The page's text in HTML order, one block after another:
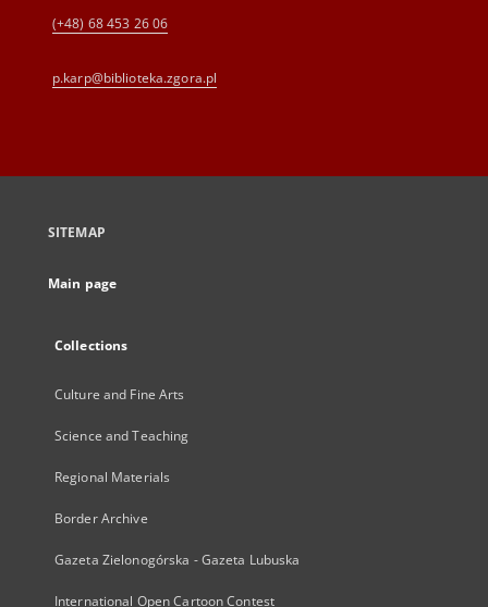
(+48) 68 453 26 06
p.karp@biblioteka.zgora.pl
SITEMAP
Main page
Collections
Culture and Fine Arts
Science and Teaching
Regional Materials
Border Archive
Gazeta Zielonogórska - Gazeta Lubuska
International Open Cartoon Contest